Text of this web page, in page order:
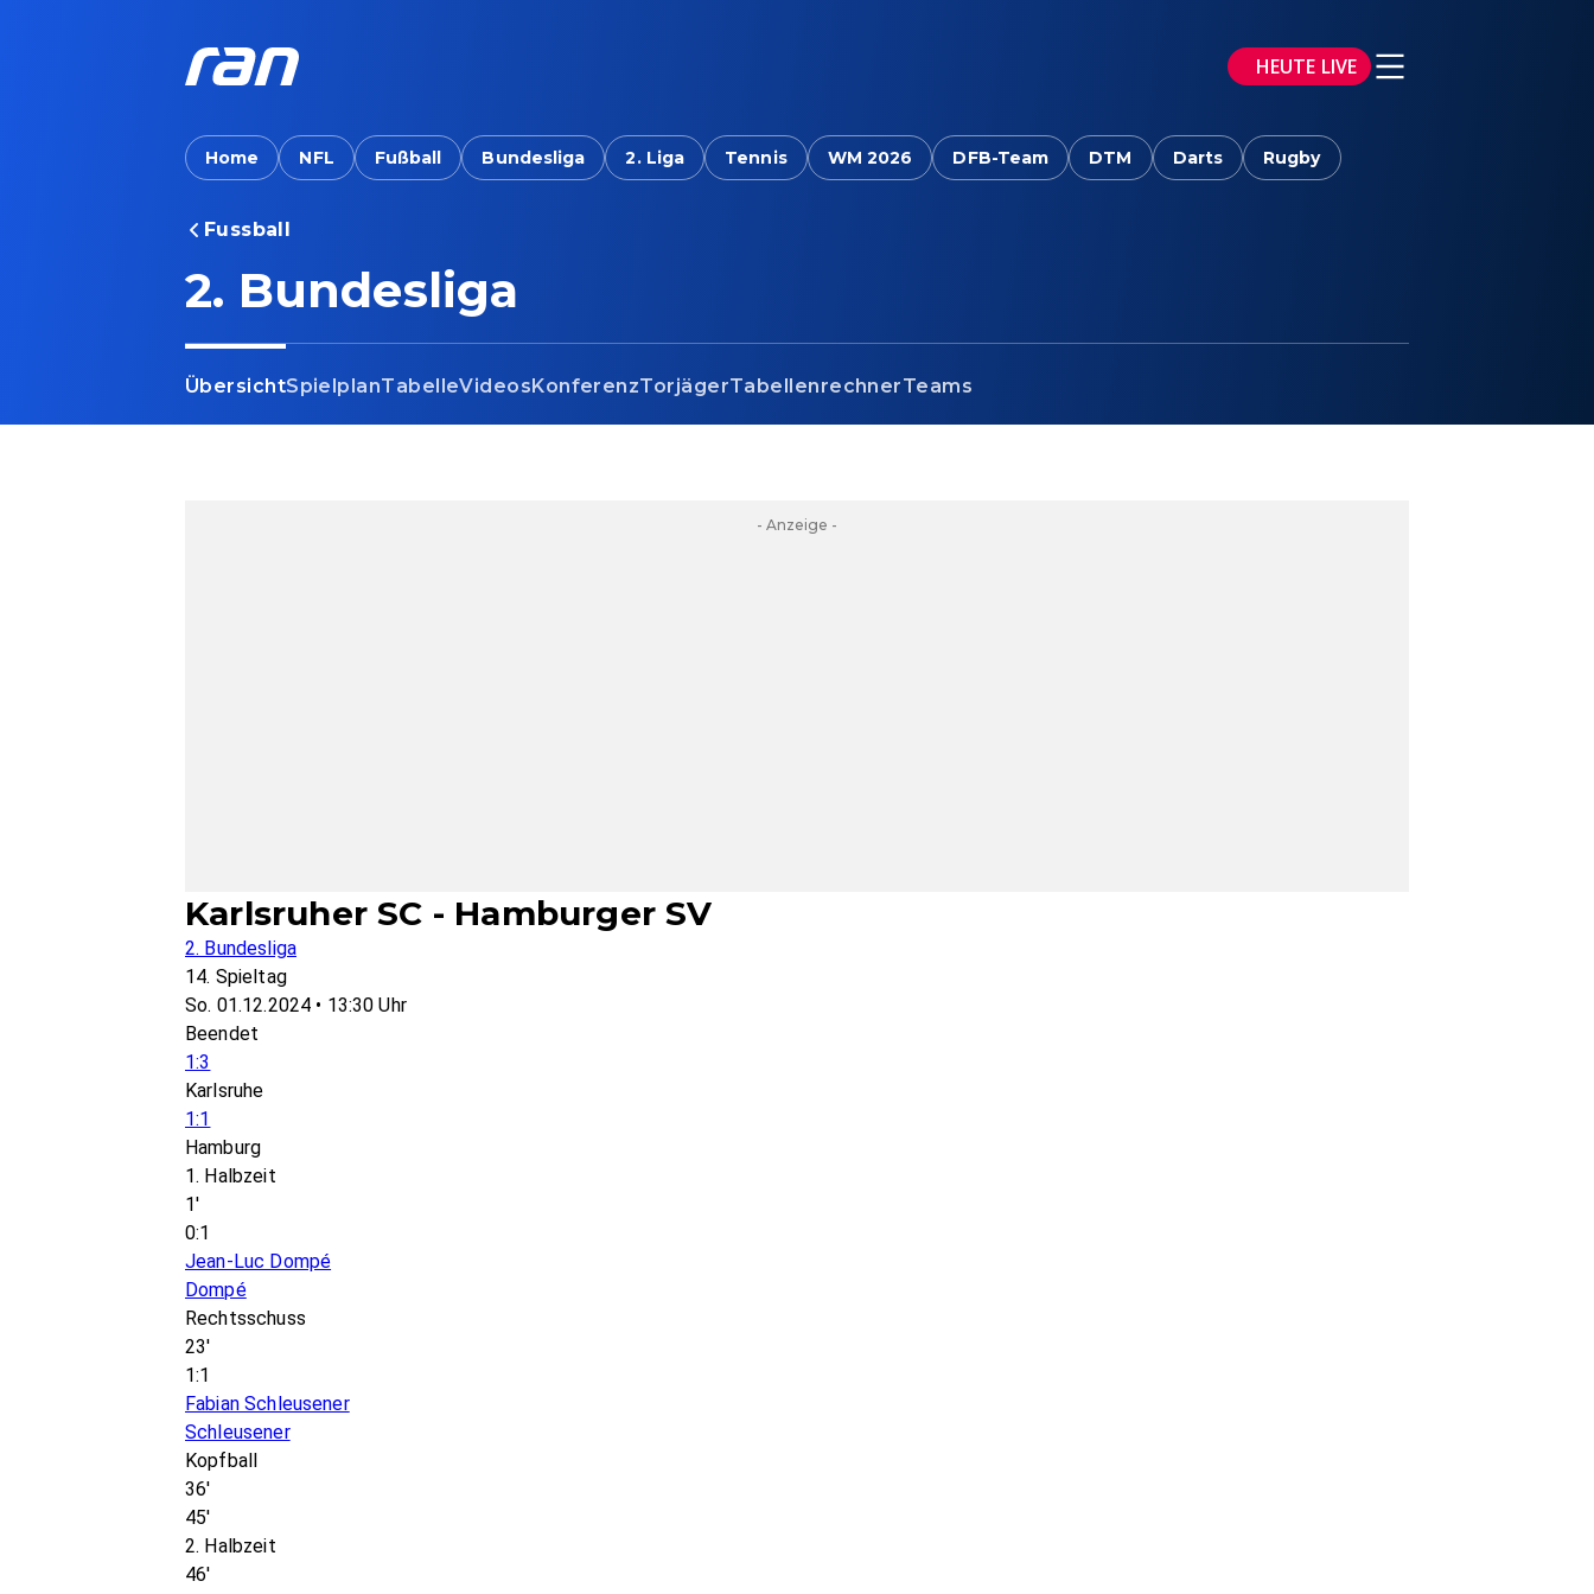
HEUTE LIVE
Home NFL Fußball Bundesliga 2. Liga Tennis WM 2026 DFB-Team DTM Darts Rugby
Fussball
2. Bundesliga
ÜbersichtSpielplanTabelleVideosKonferenzTorjägerTabellenrechnerTeams
- Anzeige -
Karlsruher SC - Hamburger SV
2. Bundesliga
14. Spieltag
So. 01.12.2024 • 13:30 Uhr
Beendet
1:3
Karlsruhe
1:1
Hamburg
1. Halbzeit
1'
0:1
Jean-Luc Dompé
Dompé
Rechtsschuss
23'
1:1
Fabian Schleusener
Schleusener
Kopfball
36'
45'
2. Halbzeit
46'